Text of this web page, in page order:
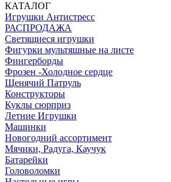
КАТАЛОГ
Игрушки Антистресс
РАСПРОДАЖА
Светящиеся игрушки
Фигурки мультяшные на листе
Фингерборды
Фрозен -Холодное сердце
Щенячий Патруль
Конструкторы
Куклы сюрприз
Летние Игрушки
Машинки
Новогодний ассортимент
Мячики, Радуга, Каучук
Батарейки
Головоломки